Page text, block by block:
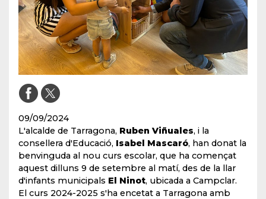
09/09/2024
L'alcalde de Tarragona, Ruben Viñuales, i la
consellera d'Educació, Isabel Mascaró, han donat la
benvinguda al nou curs escolar, que ha començat
aquest dilluns 9 de setembre al matí, des de la llar
d'infants municipals El Ninot, ubicada a Campclar.
El curs 2024-2025 s'ha encetat a Tarragona amb